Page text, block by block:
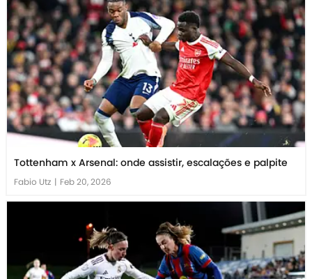
Tottenham x Arsenal: onde assistir, escalações e palpite
Fabio Utz | Feb 20, 2026